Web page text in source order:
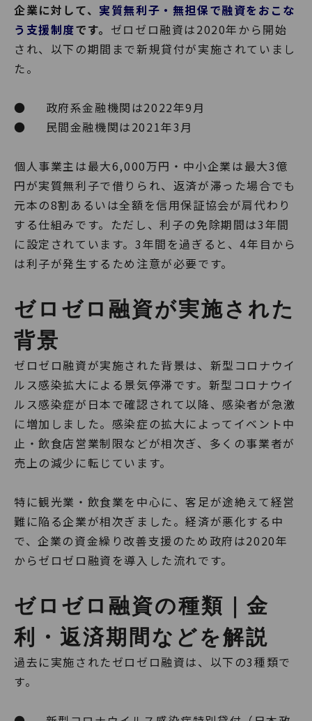
企業に対して、 実質無利子・無担保で融資をおこな
う支援制度です。 ゼロゼロ融資は2020年から開始
され、以下の期間まで新規貸付が実施されていまし
た。
● 政府系金融機関は2022年9月
● 民間金融機関は2021年3月
個人事業主は最大6,000万円・中小企業は最大3億
円が実質無利子で借りられ、返済が滞った場合でも
元本の8割あるいは全額を信用保証協会が肩代わり
する仕組みです。ただし、利子の免除期間は3年間
に設定されています。3年間を過ぎると、4年目から
は利子が発生するため注意が必要です。
ゼロゼロ融資が実施された
背景
ゼロゼロ融資が実施された背景は、新型コロナウイ
ルス感染拡大による景気停滞です。新型コロナウイ
ルス感染症が日本で確認されて以降、感染者が急激
に増加しました。感染症の拡大によってイベント中
止・飲食店営業制限などが相次ぎ、多くの事業者が
売上の減少に転じています。
特に観光業・飲食業を中心に、客足が途絶えて経営
難に陥る企業が相次ぎました。経済が悪化する中
で、企業の資金繰り改善支援のため政府は2020年
からゼロゼロ融資を導入した流れです。
ゼロゼロ融資の種類｜金
利・返済期間などを解説
過去に実施されたゼロゼロ融資は、以下の3種類で
す。